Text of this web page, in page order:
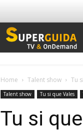
Home Talent show Tu
Talent show Tu si que Vales
Tu si